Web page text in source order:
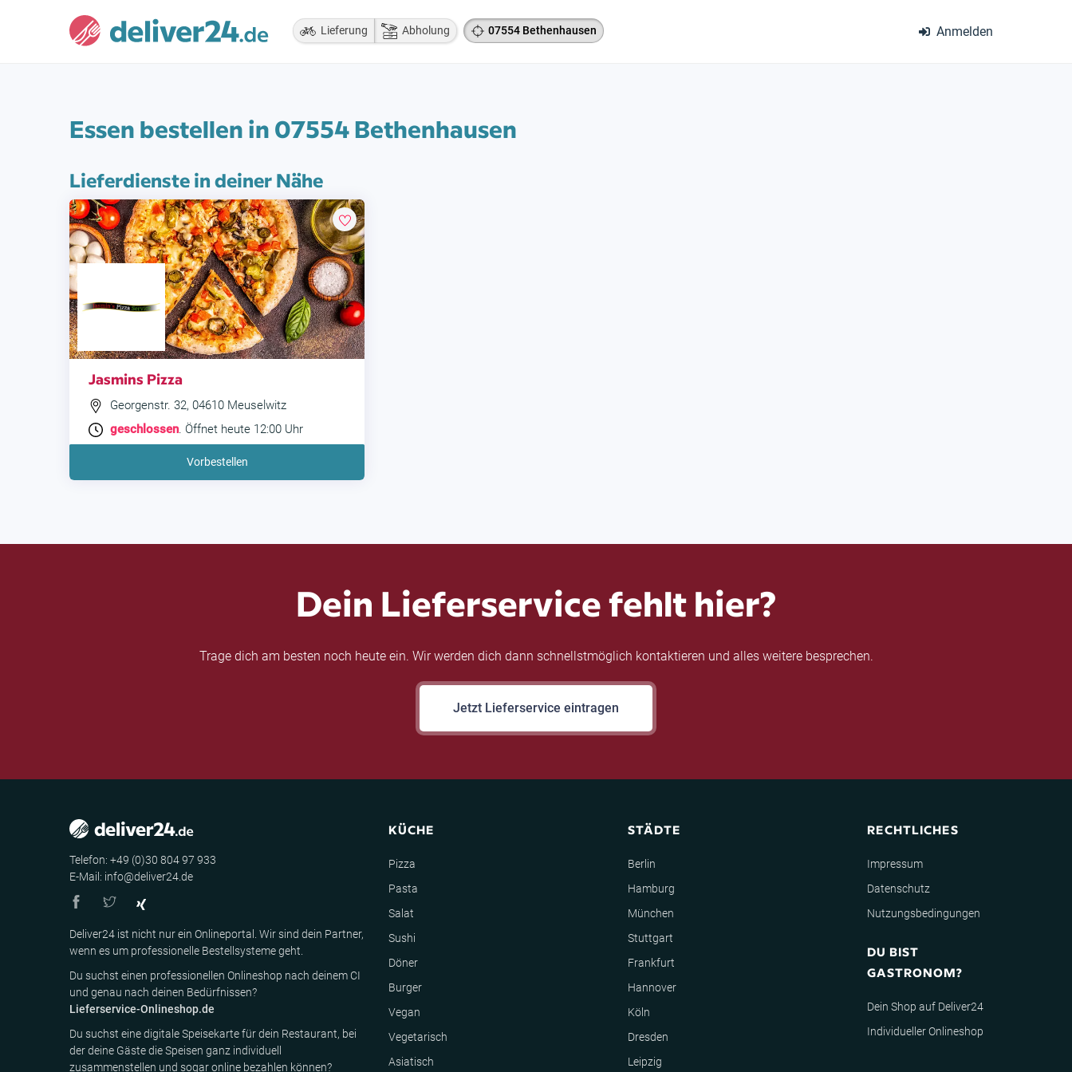
Anmelden
Lieferung Abholung 07554 Bethenhausen
Essen bestellen in 07554 Bethenhausen
Lieferdienste in deiner Nähe
Jasmins Pizza
Georgenstr. 32, 04610 Meuselwitz
geschlossen. Öffnet heute 12:00 Uhr
Vorbestellen
Dein Lieferservice fehlt hier?
Trage dich am besten noch heute ein. Wir werden dich dann schnellstmöglich kontaktieren und alles weitere besprechen.
Jetzt Lieferservice eintragen
Telefon: +49 (0)30 804 97 933
E-Mail: info@deliver24.de
Deliver24 ist nicht nur ein Onlineportal. Wir sind dein Partner,
wenn es um professionelle Bestellsysteme geht.
Du suchst einen professionellen Onlineshop nach deinem CI
und genau nach deinen Bedürfnissen?
Lieferservice-Onlineshop.de
Du suchst eine digitale Speisekarte für dein Restaurant, bei
der deine Gäste die Speisen ganz individuell
zusammenstellen und sogar online bezahlen können?
KÜCHE
Pizza
Pasta
Salat
Sushi
Döner
Burger
Vegan
Vegetarisch
Asiatisch
STÄDTE
Berlin
Hamburg
München
Stuttgart
Frankfurt
Hannover
Köln
Dresden
Leipzig
RECHTLICHES
Impressum
Datenschutz
Nutzungsbedingungen
DU BIST
GASTRONOM?
Dein Shop auf Deliver24
Individueller Onlineshop